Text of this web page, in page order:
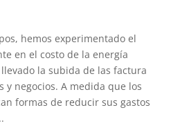
hemos experimentado el
en el costo de la energía
la subida de las factura
y negocios. A medida que los
formas de reducir sus gastos